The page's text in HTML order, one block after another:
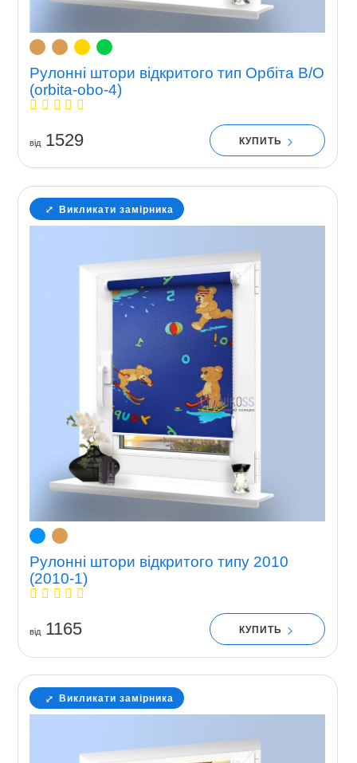
Рулонні штори відкритого тип Орбіта В/О
(orbita-obo-4)
вiд1529 КУПИТЬ
Викликати замірника
Рулонні штори відкритого типу 2010
(2010-1)
вiд1165 КУПИТЬ
Викликати замірника